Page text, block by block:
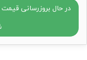
در حال بروزرسانی